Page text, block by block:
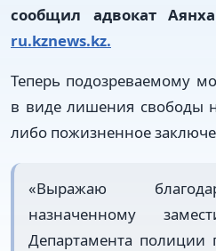
сообщил адвокат
ru.kznews.kz.
Теперь подозреваемому
в виде лишения свободы
либо пожизненное
«Выражаю
назначенному
Департамента